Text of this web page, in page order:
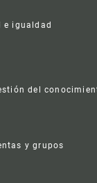
e igualdad
del
y grupos